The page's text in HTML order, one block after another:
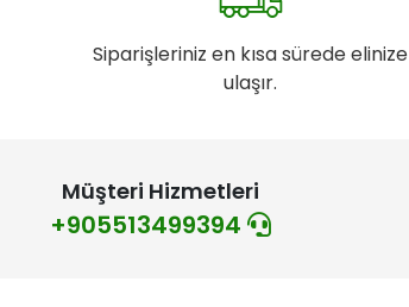
Siparişleriniz en kısa sürede elinize
ulaşır.
Müşteri Hizmetleri
+905513499394